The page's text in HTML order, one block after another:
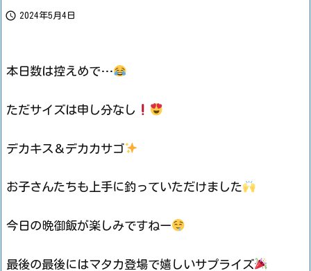
 2024年5月4日
本日数は控えめで…
ただサイズは申し分なし
デカキス＆デカカサゴ
お子さんたちも上手に釣っていただけました
今日の晩御飯が楽しみですねー
最後の最後にはマタカ登場で嬉しいサプライズ